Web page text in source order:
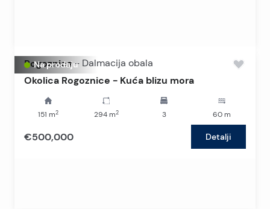
Na prodaju
Rogoznica - Dalmacija obala
Okolica Rogoznice - Kuća blizu mora
151 m2 294m2 3 60 m
€500,000 Detalji